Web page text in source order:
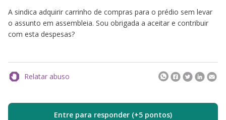
A sindica adquirir carrinho de compras para o prédio sem levar
o assunto em assembleia. Sou obrigada a aceitar e contribuir
com esta despesas?
Relatar abuso
Entre para responder (+5 pontos)